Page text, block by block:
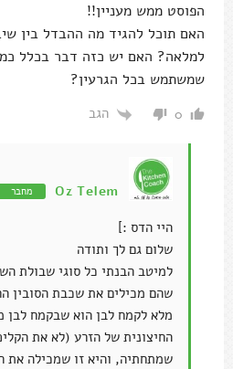
הפוסט ממש מעניין!!
האם תוכל להגיד מה ההבדל בין
למלאה? האם יש כזה דבר בכלל
שמשתמש בכל הגרעין?
0 הגב
Oz Telem מחבר
היי הדס :]
שלום גם לך ותודה
למיטב הבנתי כל סוגי שבולת
שהם מכילים את שכבת הסובין
מלא לקמח לבן הוא שבקמח לבן
החיצונית של הזרע (לא את
שמתחתיה, והיא זו שמכילה את